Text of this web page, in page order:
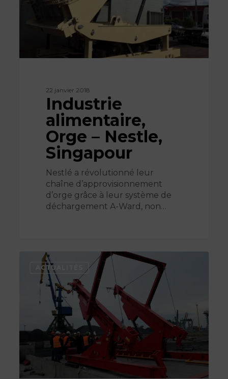
22 janvier 2018
Industrie
alimentaire,
Orge – Nestle,
Singapour
Nestlé a révolutionné leur
chaîne d’approvisionnement
d’orge grâce à leur système de
déchargement A-Ward, non…
Industrie
minière,
Charbon
ACTUALITÉS